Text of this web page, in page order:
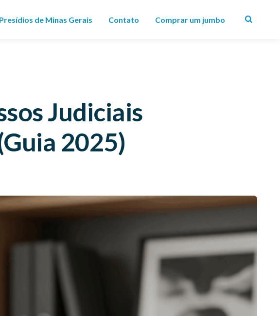
de Minas Gerais Contato
Comprar um jumbo
Judiciais
2025)